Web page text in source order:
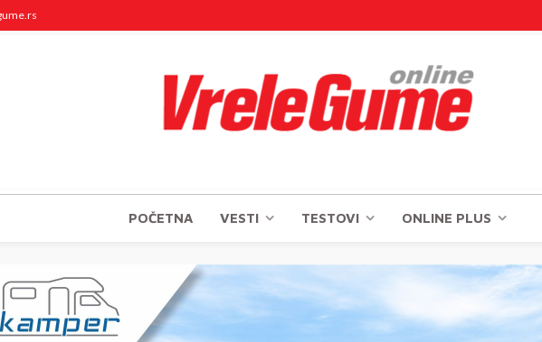
POČETNA VESTI TESTOVI ONLINE PLUS